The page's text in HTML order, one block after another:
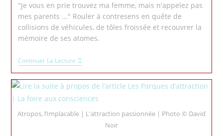
"Je vous en prie trouvez ma femme, mais n'appelez pas
mes parents ..." Rouler à contresens en quête de
collisions de véhicules, de tôles froissée et recouvrer la
mémoire de ses atomes.
Continuer La Lecture
Atropos, l’Implacable | L'attraction passionnée | Photo © David
Noir